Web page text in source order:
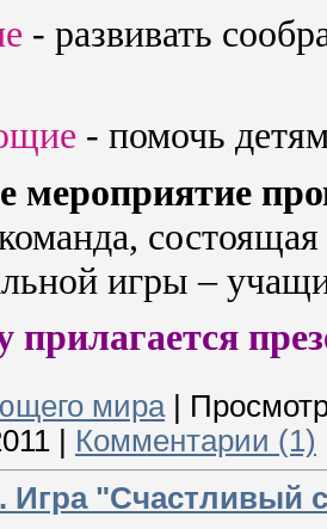
- развивать
- помочь
мероприятие
игры –
прилагается
мира|
Комментарии (1)
Игра "Счастливый